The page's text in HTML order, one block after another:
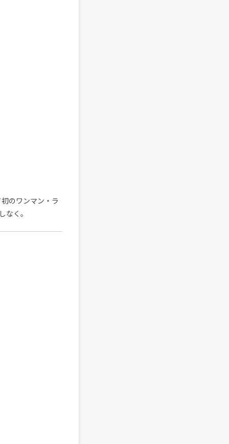
のワンマン・ラ
なく。